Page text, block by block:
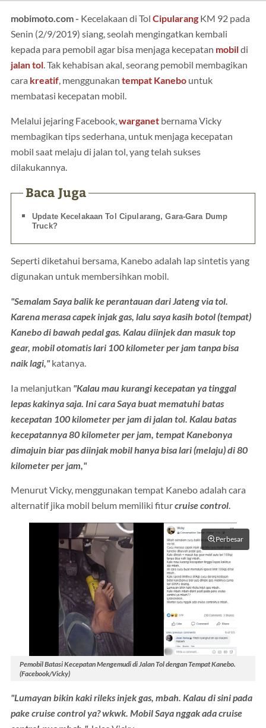
mobimoto.com - Kecelakaan di Tol Cipularang KM 92 pada
Senin (2/9/2019) siang, seolah mengingatkan kembali
kepada para pemobil agar bisa menjaga kecepatan mobildi
jalan tol. Tak kehabisan akal, seorang pemobil membagikan
cara kreatif, menggunakan tempat Kanebo untuk
membatasi kecepatan mobil.
Melalui jejaring Facebook, warganet bernama Vicky
membagikan tips sederhana, untuk menjaga kecepatan
mobil saat melaju di jalan tol, yang telah sukses
dilakukannya.
Baca Juga
Update Kecelakaan Tol Cipularang, Gara-Gara Dump
Truck?
Seperti diketahui bersama, Kanebo adalah lap sintetis yang
digunakan untuk membersihkan mobil.
"Semalam Saya balik ke perantauan dari Jateng via tol.
Karena merasa capek injak gas, lalu saya kasih botol (tempat)
Kanebo di bawah pedal gas. Kalau diinjek dan masuk top
gear, mobil otomatis lari 100 kilometer per jam tanpa bisa
naik lagi,"katanya.
Ia melanjutkan "Kalau mau kurangi kecepatan ya tinggal
lepas kakinya saja. Ini cara Saya buat mematuhi batas
kecepatan 100 kilometer per jam di jalan tol. Kalau batas
kecepatannya 80 kilometer per jam, tempat Kanebonya
dimajuin biar pas diinjak mobil hanya bisa lari (melaju) di 80
kilometer per jam,"
Menurut Vicky, menggunakan tempat Kanebo adalah cara
alternatif jika mobil belum memiliki fiturcruise control.
Perbesar
Pemobil Batasi Kecepatan Mengemudi di Jalan Tol dengan Tempat Kanebo.
(Facebook/Vicky)
"Lumayan bikin kaki rileks injek gas, mbah. Kalau di sini pada
pake cruise control ya? wkwk. Mobil Saya nggak ada cruise